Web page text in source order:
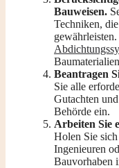
Bauweisen.
Techniken,
Beantragen
Sie alle
Gutachten
Behörde ein.
Arbeiten Sie
Holen Sie
Ingenieuren
Bauvorhaben